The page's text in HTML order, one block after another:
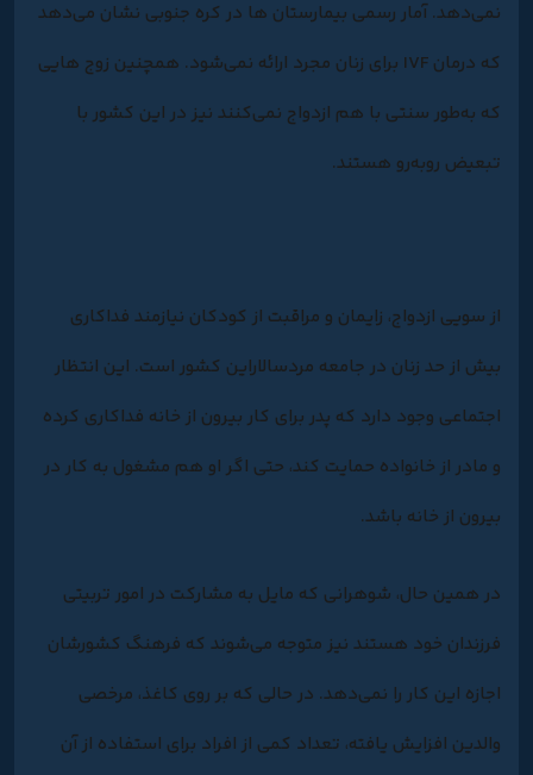
نمی‌دهد. آمار رسمی بیمارستان ها در کره جنوبی نشان می‌دهد
که درمان IVF برای زنان مجرد ارائه نمی‌شود. همچنین زوج هایی
که به‌طور سنتی با هم ازدواج نمی‌کنند نیز در این کشور با
تبعیض روبه‌رو هستند.
از سویی ازدواج، زایمان و مراقبت از کودکان نیازمند فداکاری
بیش از حد زنان در جامعه مردسالاراین کشور است. این انتظار
اجتماعی وجود دارد که پدر برای کار بیرون از خانه فداکاری کرده
و مادر از خانواده حمایت کند، حتی اگر او هم مشغول به کار در
بیرون از خانه باشد.
در همین حال، شوهرانی که مایل به مشارکت در امور تربیتی
فرزندان خود هستند نیز متوجه می‌شوند که فرهنگ کشورشان
اجازه این کار را نمی‌دهد. در حالی که بر روی کاغذ، مرخصی
والدین افزایش یافته، تعداد کمی از افراد برای استفاده از آن